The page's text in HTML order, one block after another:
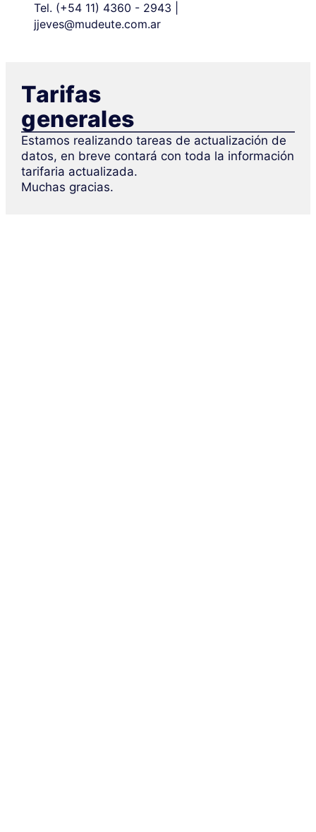
Tel. (+54 11) 4360 - 2943
jjeves@mudeute.com.ar
Tarifas
generales
Estamos realizando tareas de actualización de
datos, en breve contará con toda la información
tarifaria actualizada.
Muchas gracias.